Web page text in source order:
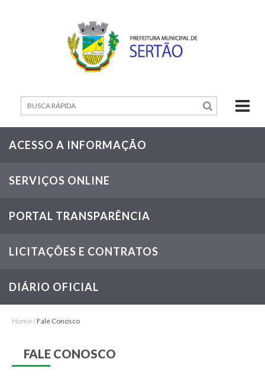
Contato
Servidor
Empreendedor
ACESSO A INFORMAÇÃO
SERVIÇOS ONLINE
PORTAL TRANSPARÊNCIA
LICITAÇÕES E CONTRATOS
DIÁRIO OFICIAL
Home/Fale Conosco
FALE CONOSCO